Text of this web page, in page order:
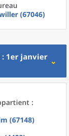
(67046)
: 1er janvier
:
(67148)